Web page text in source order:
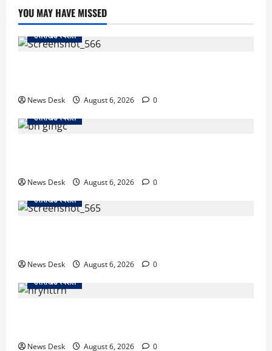
YOU MAY HAVE MISSED
उत्तराखंड स्पेशल
News Desk August 6, 2026
0
उत्तराखंड स्पेशल
News Desk August 6, 2026
0
उत्तराखंड स्पेशल
News Desk August 6, 2026
0
उत्तराखंड स्पेशल
News Desk August 6, 2026 0